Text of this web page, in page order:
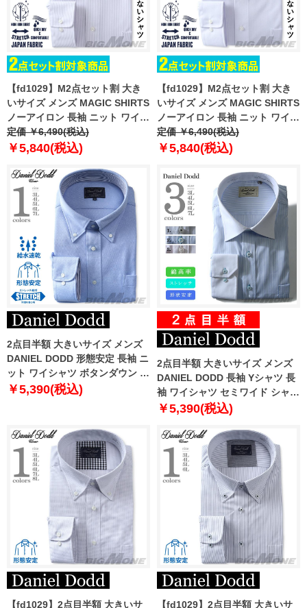
【fd1029】M2点セット割 大き
いサイズ メンズ MAGIC SHIRTS
ノーアイロン 長袖 ニット ワイシ
ャツ ボタンダウン 吸水速乾 スト
レッチ 日本製生地使用 ewma99-
定価 ￥6,490(税込)
￥5,840(税込)
【fd1029】M2点セット割 大き
いサイズ メンズ MAGIC SHIRTS
ノーアイロン 長袖 ニット ワイシ
ャツ ボタンダウン 吸水速乾 スト
レッチ 日本製生地使用 ewma99-
定価 ￥6,490(税込)
￥5,840(税込)
2点目半額 大きいサイズ メンズ
DANIEL DODD 形態安定 長袖 ニ
ット ワイシャツ ボタンダウン 吸
水速乾 ストレッチ ewdn82-11
￥5,390(税込)
2点目半額 大きいサイズ メンズ
DANIEL DODD 長袖 Yシャツ 長
袖 ワイシャツ セミワイド シャツ
形態安定 d274az102
￥5,390(税込)
【fd1029】2点目半額 大きいサ 【fd1029】2点目半額 大きいサ